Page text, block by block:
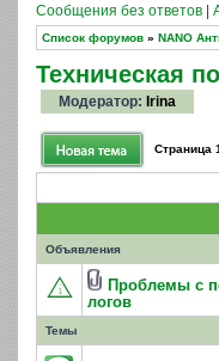
Сообщения без ответов
Список форумов » NANO
Техническая
Модератор: Irina
Страница 1
Объявления
Проблемы с
логов
Темы